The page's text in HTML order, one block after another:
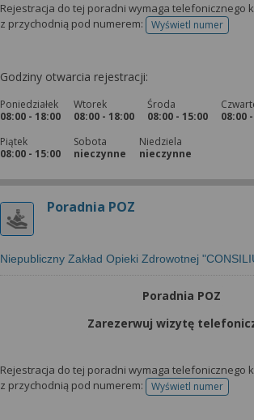
Rejestracja do tej poradni wymaga telefonicznego
z przychodnią pod numerem:
Wyświetl numer
telefonu do
Godziny otwarcia rejestracji:
Poniedziałek
08:00 - 18:00
Wtorek
08:00 - 18:00
Środa
08:00 - 15:00
08:00
Piątek
08:00 - 15:00
Sobota
nieczynne
Niedziela
nieczynne
Poradnia POZ
Niepubliczny Zakład Opieki Zdrowotnej
Poradnia POZ
Zarezerwuj wizytę
Rejestracja do tej poradni wymaga telefonicznego
z przychodnią pod numerem:
Wyświetl numer
telefonu do